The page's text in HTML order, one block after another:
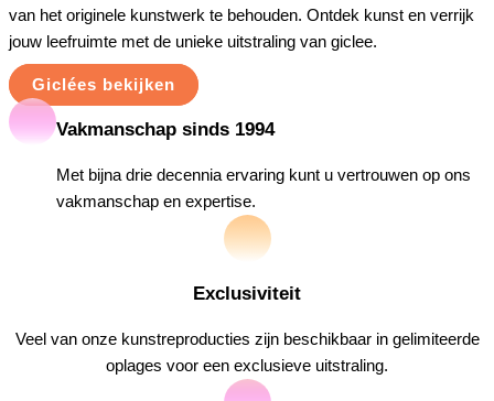
van het originele kunstwerk te behouden. Ontdek kunst en verrijk
jouw leefruimte met de unieke uitstraling van giclee.
Giclées bekijken
Vakmanschap sinds 1994
Met bijna drie decennia ervaring kunt u vertrouwen op ons
vakmanschap en expertise.
Exclusiviteit
Veel van onze kunstreproducties zijn beschikbaar in gelimiteerde
oplages voor een exclusieve uitstraling.